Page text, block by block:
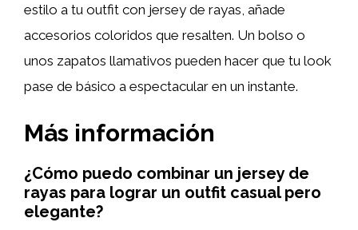
estilo a tu outfit con jersey de rayas, añade
accesorios coloridos que resalten. Un bolso o
unos zapatos llamativos pueden hacer que tu look
pase de básico a espectacular en un instante.
Más información
¿Cómo puedo combinar un jersey de
rayas para lograr un outfit casual pero
elegante?